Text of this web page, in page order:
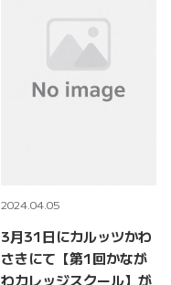
2024.04.05
3月31日にカルッツかわ
さきにて【第1回かなが
わカレッジスクール】が